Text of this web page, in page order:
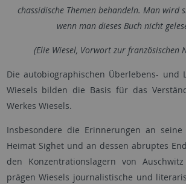
chassidische Themen behandeln. Man wird
wenn man dieses Buch nicht
(Elie Wiesel, Vorwort zur französischen
Die autobiographischen Überlebens- und
Wiesels bilden die Basis für das
Werkes Wiesels.
Insbesondere die Erinnerungen an
Heimat Sighet und an dessen abruptes
den Konzentrationslagern von
prägen Wiesels journalistische und